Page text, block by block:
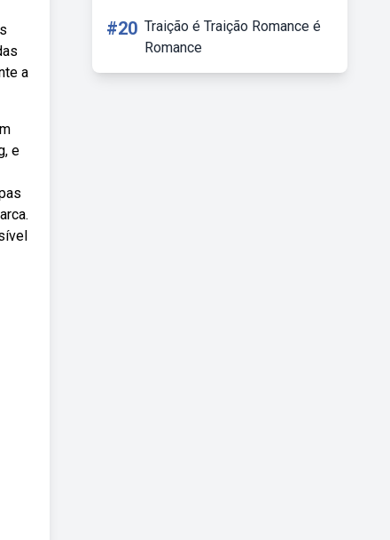
a
e
#20 Traição é Traição Romance é
Romance